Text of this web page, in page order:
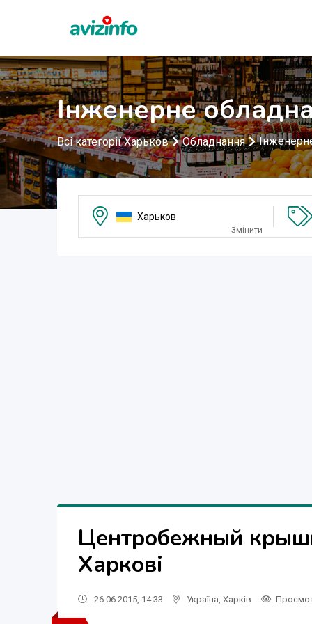
Інженерне
Всі категорії Харьков Обладнання
Харьков
Змінити
Центробежный
Харкові
26.06.2015, 14:33 Україна Харків